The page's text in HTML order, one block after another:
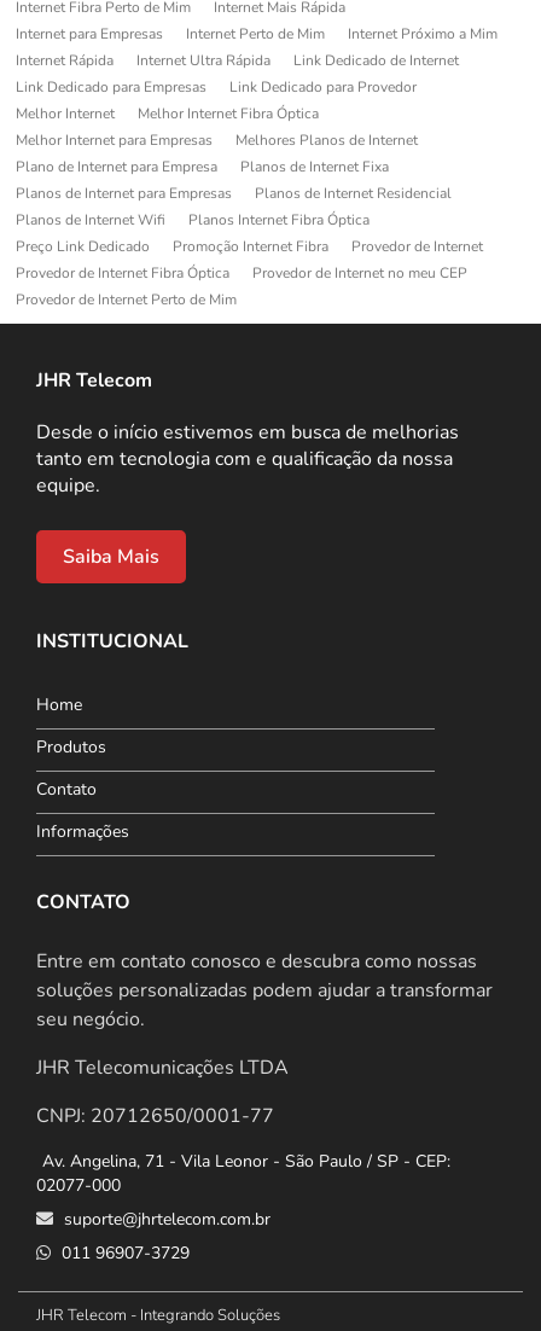
Internet Fibra Perto de Mim
Internet Mais Rápida
Internet para Empresas
Internet Perto de Mim
Internet Próximo a Mim
Internet Rápida
Internet Ultra Rápida
Link Dedicado de Internet
Link Dedicado para Empresas
Link Dedicado para Provedor
Melhor Internet
Melhor Internet Fibra Óptica
Melhor Internet para Empresas
Melhores Planos de Internet
Plano de Internet para Empresa
Planos de Internet Fixa
Planos de Internet para Empresas
Planos de Internet Residencial
Planos de Internet Wifi
Planos Internet Fibra Óptica
Preço Link Dedicado
Promoção Internet Fibra
Provedor de Internet
Provedor de Internet Fibra Óptica
Provedor de Internet no meu CEP
Provedor de Internet Perto de Mim
JHR Telecom
Desde o início estivemos em busca de melhorias
tanto em tecnologia com e qualificação da nossa
equipe.
Saiba Mais
INSTITUCIONAL
Home
Produtos
Contato
Informações
CONTATO
Entre em contato conosco e descubra como nossas
soluções personalizadas podem ajudar a transformar
seu negócio.
JHR Telecomunicações LTDA
CNPJ: 20712650/0001-77
Av. Angelina, 71 - Vila Leonor - São Paulo / SP - CEP:
02077-000
suporte@jhrtelecom.com.br
011 96907-3729
JHR Telecom - Integrando Soluções